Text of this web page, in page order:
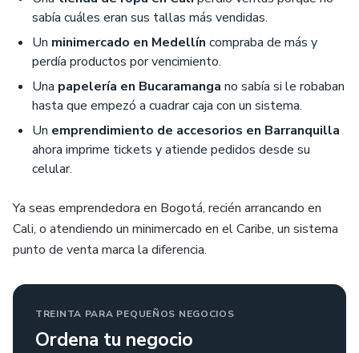
sabía cuáles eran sus tallas más vendidas.
Un minimercado en Medellín compraba de más y
perdía productos por vencimiento.
Una papelería en Bucaramanga no sabía si le robaban
hasta que empezó a cuadrar caja con un sistema.
Un emprendimiento de accesorios en Barranquilla
ahora imprime tickets y atiende pedidos desde su
celular.
Ya seas emprendedora en Bogotá, recién arrancando en
Cali, o atendiendo un minimercado en el Caribe, un sistema
punto de venta marca la diferencia.
TREINTA PARA PEQUEÑOS NEGOCIOS
Ordena tu negocio